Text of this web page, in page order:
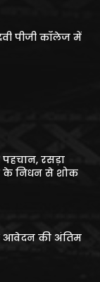
पीजी कॉलेज में
रसड़ा
के निधन से शोक
आवेदन की अंतिम